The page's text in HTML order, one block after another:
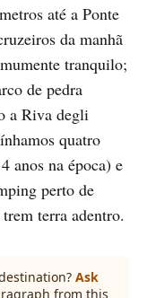
até a Ponte
da manhã
tranquilo;
de pedra
a Riva degli
quatro
anos na época) e
perto de
terra adentro.
Ask
from this